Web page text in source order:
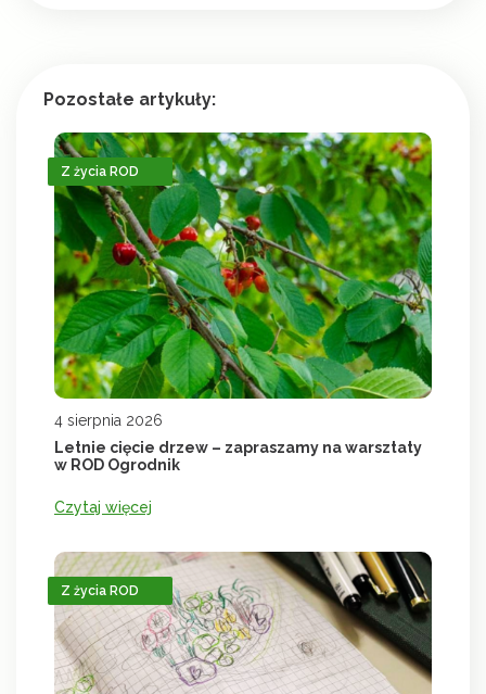
Pozostałe artykuły:
Z życia ROD
4 sierpnia 2026
Letnie cięcie drzew – zapraszamy na warsztaty
w ROD Ogrodnik
Czytaj więcej
Z życia ROD